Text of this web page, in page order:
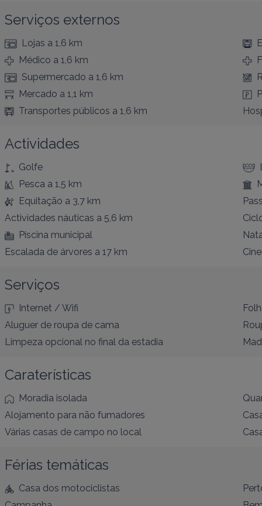
Serviços externos
Lojas a 1,6 km
Médico a 1,6 km
Supermercado a 1,6 km
Mercado a 1,1 km
Transportes públicos a 1,6 km
Actividades
Golfe
Pesca a 1,5 km
Equitação a 3,7 km
Actividades náuticas a 5,6 km
Piscina municipal
Escalada de árvores a 17 km
Serviços
Internet / Wifi
Aluguer de roupa de cama
Limpeza opcional no final da estadia
Caraterísticas
Moradia isolada
Alojamento para não fumadores
Várias casas de campo no local
Férias temáticas
Casa dos motociclistas